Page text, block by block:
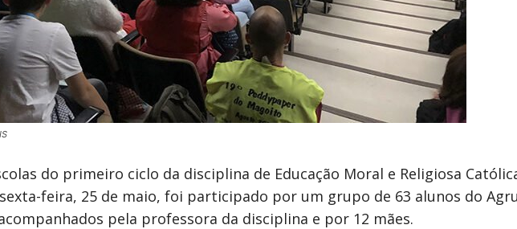
do primeiro ciclo da disciplina de Educação Moral e Religiosa
feira, 25 de maio, foi participado por um grupo de 63 alunos do
pela professora da disciplina e por 12 mães.